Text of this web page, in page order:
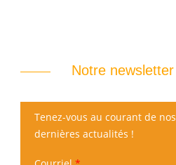
Notre newsletter
Tenez-vous au courant de nos
dernières actualités !